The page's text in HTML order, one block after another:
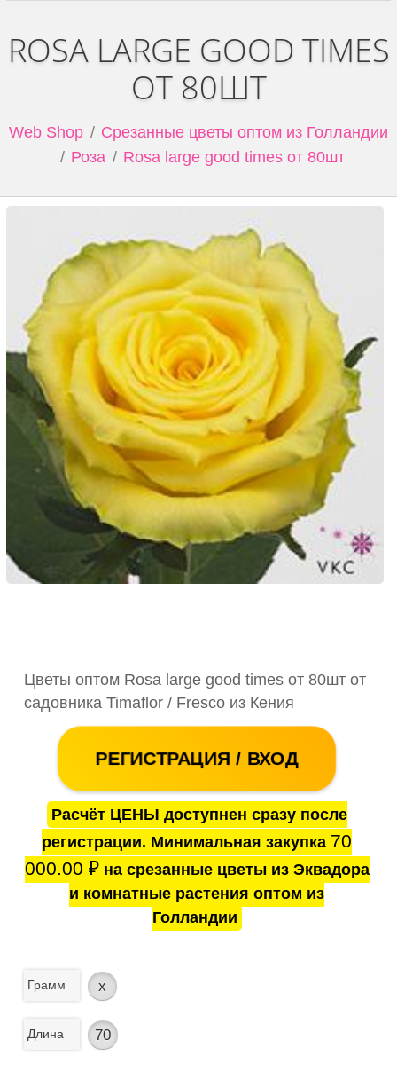
ROSA LARGE GOOD TIMES
ОТ 80ШТ
Web Shop
Срезанные цветы оптом из Голландии
Роза
Rosa large good times от 80шт
Цветы оптом Rosa large good times от 80шт от
садовника Timaflor / Fresco из Кения
РЕГИСТРАЦИЯ / ВХОД
Расчёт ЦЕНЫ доступнен сразу после
регистрации. Минимальная закупка 70
000.00 ₽на срезанные цветы из Эквадора
и комнатные растения оптом из
Голландии
Грамм x
Длина 70